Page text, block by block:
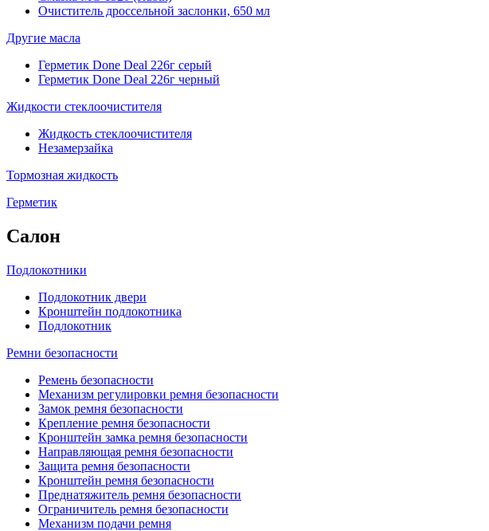
Очиститель дроссельной заслонки, 650 мл
Другие масла
Герметик Done Deal 226г серый
Герметик Done Deal 226г черный
Жидкости стеклоочистителя
Жидкость стеклоочистителя
Незамерзайка
Тормозная жидкость
Герметик
Салон
Подлокотники
Подлокотник двери
Кронштейн подлокотника
Подлокотник
Ремни безопасности
Ремень безопасности
Механизм регулировки ремня безопасности
Замок ремня безопасности
Крепление ремня безопасности
Кронштейн замка ремня безопасности
Направляющая ремня безопасности
Защита ремня безопасности
Кронштейн ремня безопасности
Преднатяжитель ремня безопасности
Ограничитель ремня безопасности
Механизм подачи ремня